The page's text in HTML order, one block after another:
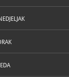
mjestu Puljane nedaleko
Muzejska je zbirka
lokaliteta rimskog
arhitektonskih
U četiri prostorije